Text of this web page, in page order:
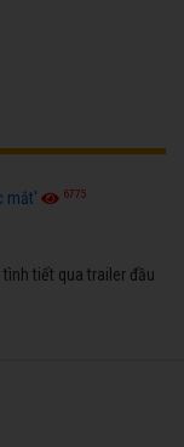
mắt' 6775
tiết qua trailer đầu